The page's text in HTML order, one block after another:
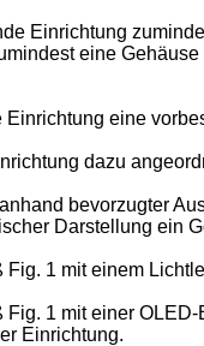
Einrichtung
eine
eine
dazu
bevorzugter
Darstellung ein
Fig. 1 mit einem
Fig. 1 mit einer
Einrichtung.